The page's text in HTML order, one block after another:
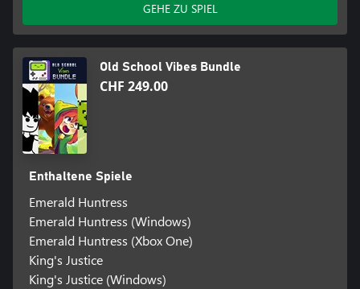
GEHE ZU SPIEL
Old School Vibes Bundle
CHF 249.00
Enthaltene Spiele
Emerald Huntress
Emerald Huntress (Windows)
Emerald Huntress (Xbox One)
King's Justice
King's Justice (Windows)